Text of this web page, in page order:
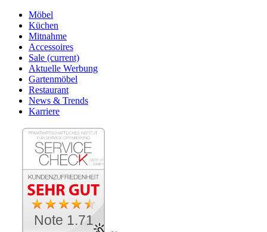
Möbel
Küchen
Mitnahme
Accessoires
Sale (current)
Aktuelle Werbung
Gartenmöbel
Restaurant
News & Trends
Karriere
Note 1.71